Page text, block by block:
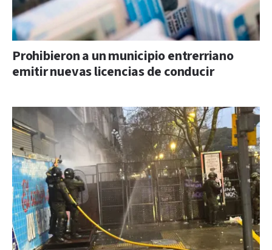
Prohibieron a un municipio entrerriano
emitir nuevas licencias de conducir